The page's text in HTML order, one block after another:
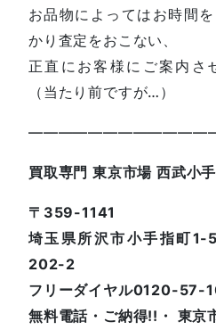
お品物によってはお時間
かり査定をおこない、
正直にお客様にご案内さ
（当たり前ですが…）
買取専門 東京市場 西武小
〒359-1141
埼玉県所沢市小手指町1-
202-2
フリーダイヤル0120-57-
無料電話・ご納得!!・ 東京